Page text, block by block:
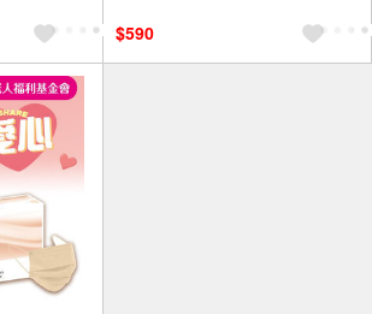
$590